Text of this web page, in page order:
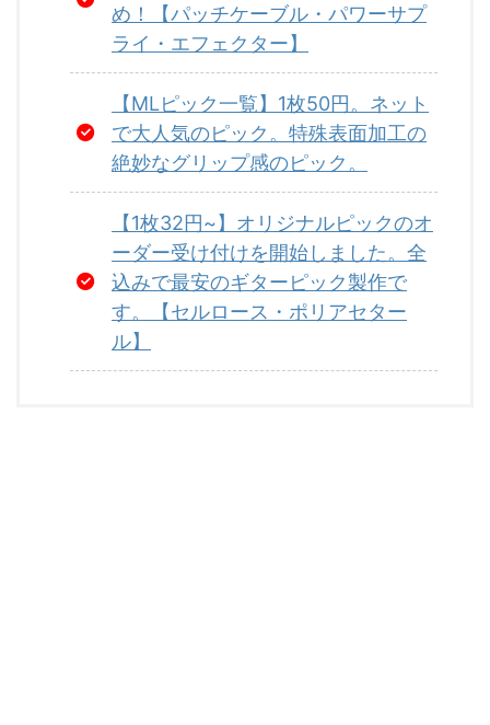
め！【パッチケーブル・パワーサプ
ライ・エフェクター】
【MLピック一覧】1枚50円。ネット
で大人気のピック。特殊表面加工の
絶妙なグリップ感のピック。
【1枚32円~】オリジナルピックのオ
ーダー受け付けを開始しました。全
込みで最安のギターピック製作で
す。【セルロース・ポリアセター
ル】